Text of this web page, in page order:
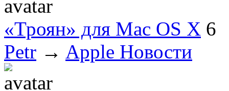
«Троян» для Mac OS X 6
Petr → Apple Новости